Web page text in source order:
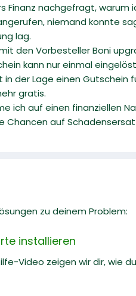
Finanz nachgefragt,
niemand konnte
lag.
den Vorbesteller Boni
kann nur einmal
in der Lage einen
gratis.
ich auf einen finanziellen
Chancen auf
zu deinem Problem:
installieren
Video zeigen wir dir, wie